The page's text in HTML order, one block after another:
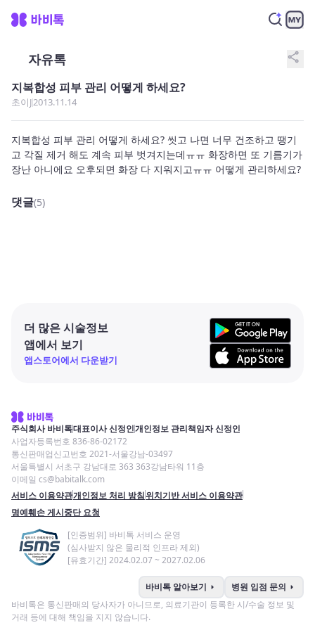
자유톡 share
지복합성 피부 관리 어떻게 하세요?
초이J2013.11.14
지복합성 피부 관리 어떻게 하세요? 씻고 나면 너무 건조하고 땡기
고 각질 제거 해도 계속 피부 벗겨지는데ㅠㅠ 화장하면 또 기름기가
장난 아니에요 오후되면 화장 다 지워지고ㅠㅠ 어떻게 관리하세요?
댓글(5)
더 많은 시술정보
앱에서 보기
앱스토어에서 다운받기
주식회사 바비톡대표이사 신정인개인정보 관리책임자 신정인
사업자등록번호 836-86-02172
통신판매업신고번호 2021-서울강남-03497
서울특별시 서초구 강남대로 363 363강남타워 11층
이메일 cs@babitalk.com
서비스 이용약관개인정보 처리 방침위치기반 서비스 이용약관
명예훼손 게시중단 요청
[인증범위] 바비톡 서비스 운영
(심사받지 않은 물리적 인프라 제외)
[유효기간] 2024.02.07 ~ 2027.02.06
바비톡 알아보기 arrow_right 병원 입점 문의 arrow_right
바비톡은 통신판매의 당사자가 아니므로, 의료기관이 등록한 시/수술 정보 및
거래 등에 대해 책임을 지지 않습니다.